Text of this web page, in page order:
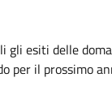
gli esiti delle
per il prossimo